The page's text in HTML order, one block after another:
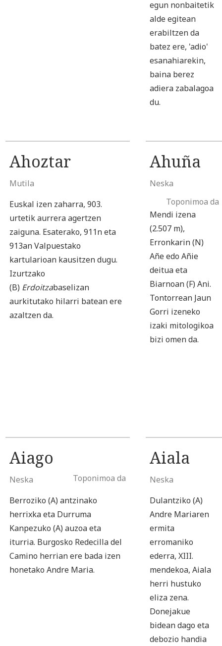
egun nonbaitetik
alde egitean
erabiltzen da
batez ere, 'adio'
esanahiarekin,
baina berez
adiera zabalagoa
du.
Ahoztar
Mutila
Euskal izen zaharra, 903.
urtetik aurrera agertzen
zaiguna. Esaterako, 911n eta
913an Valpuestako
kartularioan kausitzen dugu.
Izurtzako
(B) Erdoitzabaselizan
aurkitutako hilarri batean ere
azaltzen da.
Ahuña
Neska
Toponimoa da
Mendi izena
(2.507 m),
Erronkarin (N)
Añe edo Añie
deitua eta
Biarnoan (F) Ani.
Tontorrean Jaun
Gorri izeneko
izaki mitologikoa
bizi omen da.
Aiago
Neska Toponimoa da
Berroziko (A) antzinako
herrixka eta Durruma
Kanpezuko (A) auzoa eta
iturria. Burgosko Redecilla del
Camino herrian ere bada izen
honetako Andre Maria.
Aiala
Neska
Dulantziko (A)
Andre Mariaren
ermita
erromaniko
ederra, XIII.
mendekoa, Aiala
herri hustuko
eliza zena.
Donejakue
bidean dago eta
debozio handia